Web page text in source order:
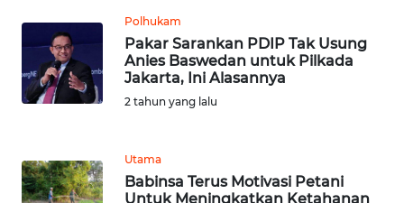
Polhukam
Pakar Sarankan PDIP Tak Usung
Anies Baswedan untuk Pilkada
Jakarta, Ini Alasannya
2 tahun yang lalu
Utama
Babinsa Terus Motivasi Petani
Untuk Meningkatkan Ketahanan
PEDOMAN
MEDIA
SIBER
KARIR